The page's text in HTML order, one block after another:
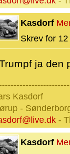
Kasdorf
Skrev for
ja den
Kasdorf
-
-
Kasdorf